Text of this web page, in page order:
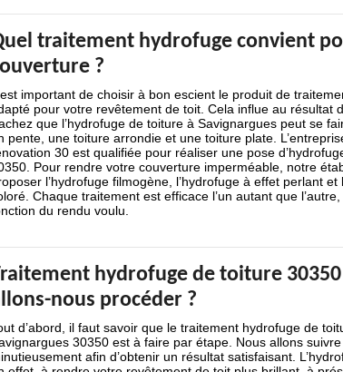
traitement hydrofuge convient
?
important de choisir à bon escient le produit de
pour votre revêtement de toit. Cela influe au résultat
que l’hydrofuge de toiture à Savignargues peut se
pente, une toiture arrondie et une toiture plate.
30 est qualifiée pour réaliser une pose
Pour rendre votre couverture imperméable, notre
l’hydrofuge filmogène, l’hydrofuge à effet perlant et
Chaque traitement est efficace l’un autant que
du rendu voulu.
hydrofuge de toiture
nous procéder ?
d’abord, il faut savoir que le traitement hydrofuge de
30350 est à faire par étape. Nous allons
afin d’obtenir un résultat satisfaisant.